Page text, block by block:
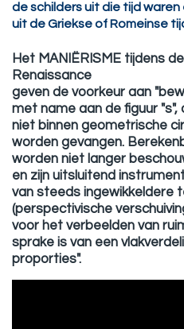
de schilders uit die tijd
uit de Griekse of Romeinse
Het MANIËRISME tijdens de
Renaissance
geven de voorkeur aan
met name aan de figuur
niet binnen geometrische
worden gevangen.
worden niet langer
en zijn uitsluitend
van steeds ingewikkeldere
(perspectivische
voor het verbeelden van
sprake is van een
proporties".